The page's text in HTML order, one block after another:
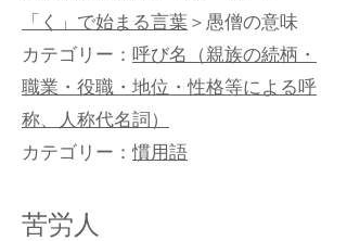
「く」で始まる言葉＞愚僧の意味
カテゴリー： 呼び名（親族の続柄・
職業・役職・地位・性格等による呼
称、人称代名詞）
カテゴリー：慣用語
苦労人